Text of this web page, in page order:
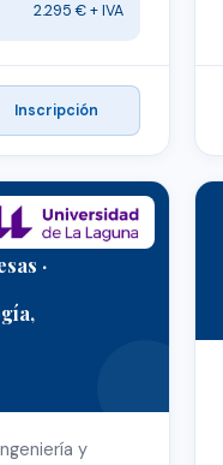
2.295 € + IVA
Inscripción
·
y